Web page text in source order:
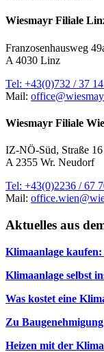
Wiesmayr Filiale
Franzosenhausweg
A 4030 Linz
Tel: +43(0)732 / 37
Mail:
Wiesmayr Filiale
IZ-NÖ-Süd, Straße
A 2355 Wr. Neudorf
Tel: +43(0)2236 / 67
Mail:
Aktuelles aus
Klimaanlage kaufen:
Klimaanlage selbst
Was kostet eine
Zu
Heizen mit der